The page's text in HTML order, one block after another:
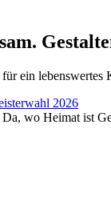
ein lebenswertes
2026
Da, wo Heimat ist